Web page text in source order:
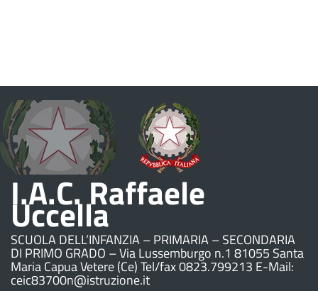
I.A.C. Raffaele
Uccella
SCUOLA DELL’INFANZIA – PRIMARIA – SECONDARIA
DI PRIMO GRADO – Via Lussemburgo n.1 81055 Santa
Maria Capua Vetere (Ce) Tel/fax 0823.799213 E-Mail:
ceic83700n@istruzione.it